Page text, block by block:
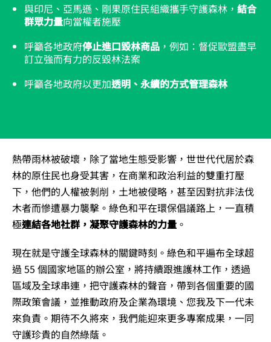
與印尼、亞馬遜、剛果原住民組織攜手守護森林， 結合
群眾力量向當權者施壓
呼籲各地政府停止進口毀林商品 ，例如：督促歐盟盡早
訂立強而有力的反毀林法案
呼籲各地政府以更加透明、永續的方式管理森林
熱帶雨林被破壞，除了當地生態受影響，世世代代居於森
林的原住民也身受其害，在商業和政治利益的雙重打壓
下，他們的人權被剝削，土地被侵略，甚至因對抗非法伐
木者而慘遭暴力襲擊。綠色和平在環保倡議路上，一直積
極連結各地社群，凝聚守護森林的力量 。
現在就是守護全球森林的關鍵時刻。綠色和平遍布全球超
過 55 個國家地區的辦公室，將持續跟進護林工作，透過
區域及全球串連，把守護森林的聲音，帶到各個重要的國
際政策會議，並推動政府及企業為環境、您我及下一代未
來負責。期待不久將來，我們能迎來更多專案成果，一同
守護珍貴的自然綠蔭。